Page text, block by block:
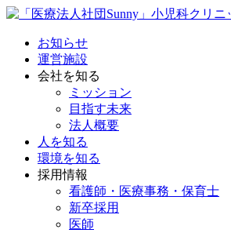
お知らせ
運営施設
会社を知る
ミッション
目指す未来
法人概要
人を知る
環境を知る
採用情報
看護師・医療事務・保育士
新卒採用
医師